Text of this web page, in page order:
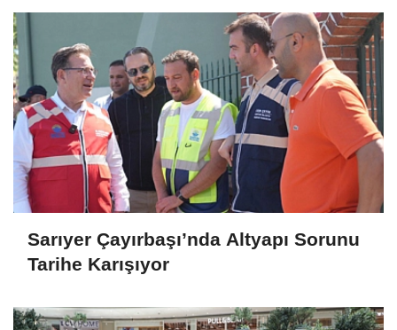
Sarıyer Çayırbaşı’nda Altyapı Sorunu
Tarihe Karışıyor